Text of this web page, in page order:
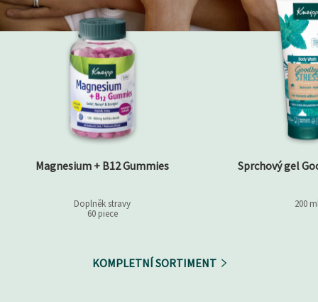
Magnesium + B12 Gummies
Doplněk stravy
60 piece
Sprchový gel
200
KOMPLETNÍ SORTIMENT